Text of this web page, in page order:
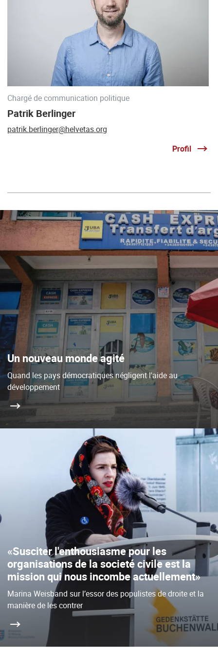
Chargé de communication politique
Patrik Berlinger
patrik.berlinger@helvetas.org
Profil
Un nouveau monde agité
Quand les pays démocratiques négligent l'aide au
développement
«Susciter l'enthousiasme pour les
organisations de la societé civile est la
mission qui nous incombe actuellement»
Marina Weisband sur l’essor des populistes de droite et la
manière de les contrer